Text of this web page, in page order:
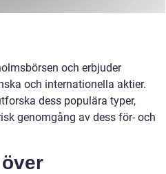
och erbjuder
och internationella aktier.
dess populära typer,
genomgång av dess för- och